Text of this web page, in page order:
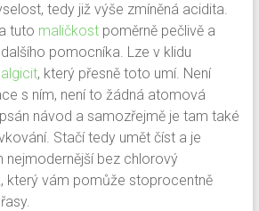
tedy již výše zmíněná acidita.
tuto maličkostpoměrně pečlivě a
pomocníka. Lze v klidu
algicit, který přesně toto umí. Není
s ním, není to žádná atomová
návod a samozřejmě je tam také
Stačí tedy umět číst a je
nejmodernější bez chlorový
který vám pomůže stoprocentně